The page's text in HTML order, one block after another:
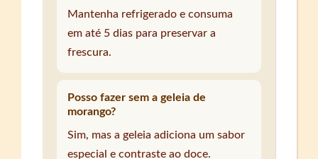
Mantenha refrigerado e consuma
em até 5 dias para preservar a
frescura.
Posso fazer sem a geleia de
morango?
Sim, mas a geleia adiciona um sabor
especial e contraste ao doce.